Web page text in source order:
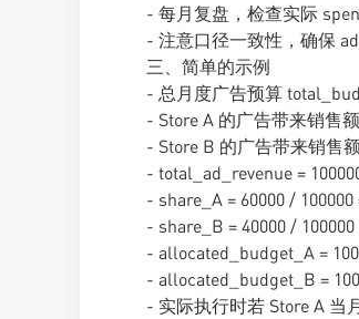
- 每月复盘，检查实际
- 注意口径一致性，确保
三、简单的示例
- 总月度广告预算
- Store A 的广告带来销售
- Store B 的广告带来销售
- total_ad_revenue =
- share_A = 60000 / 100000
- share_B = 40000 / 100000
- allocated_budget_A =
- allocated_budget_B =
- 实际执行时若 Store A 当